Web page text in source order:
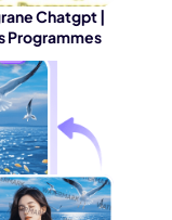
Chatgpt |
Programmes